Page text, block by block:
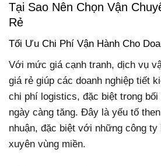
Tại Sao Nên Chọn Vận
Rẻ
Tối Ưu Chi Phí Vận Hành Cho
Với mức giá cạnh tranh, dịch vụ
giá rẻ giúp các doanh nghiệp tiết
chi phí logistics, đặc biệt trong
ngày càng tăng. Đây là yếu tố
nhuận, đặc biệt với những công ty
xuyên vùng miền.